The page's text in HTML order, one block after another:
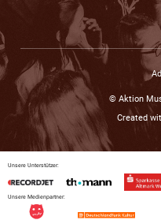
© Aktion
Created
Unsere Unterstützer:
Unsere Medienpartner: